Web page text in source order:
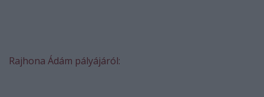
Rajhona Ádám pályájáról: